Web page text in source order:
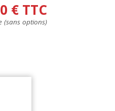
€ TTC
(sans options)